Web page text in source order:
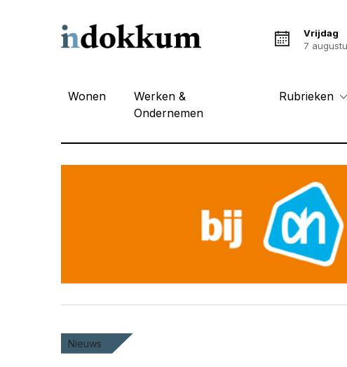
Vrijdag
7
Wonen
Werken &
Ondernemen
Rubrieken
Nieuws